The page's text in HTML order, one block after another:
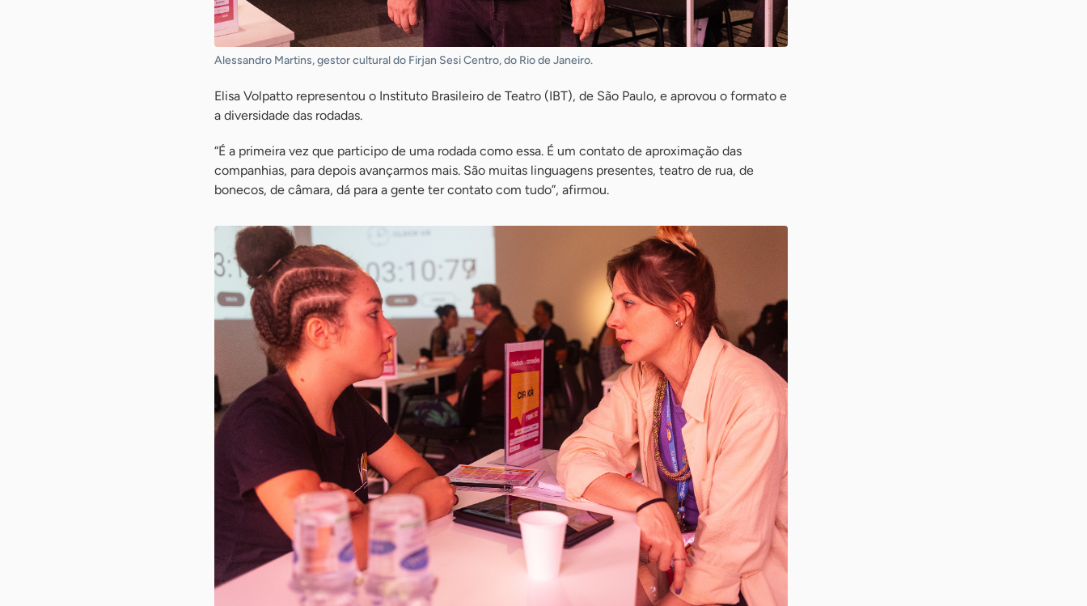
Alessandro Martins, gestor cultural do Firjan Sesi Centro, do Rio de Janeiro.
Elisa Volpatto representou o Instituto Brasileiro de Teatro (IBT), de São Paulo, e aprovou o formato e
a diversidade das rodadas.
“É a primeira vez que participo de uma rodada como essa. É um contato de aproximação das
companhias, para depois avançarmos mais. São muitas linguagens presentes, teatro de rua, de
bonecos, de câmara, dá para a gente ter contato com tudo”, afirmou.